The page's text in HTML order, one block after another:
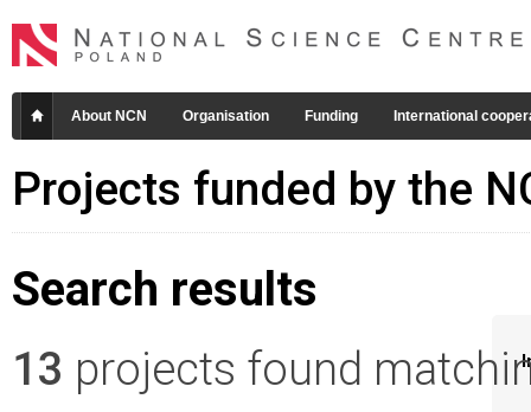
About NCN Organisation Funding International
Projects funded by the
Search results
13 projects found